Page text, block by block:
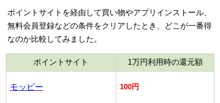
ポイントサイトを経由して買い物やアプリインストール、
無料会員登録などの条件をクリアしたとき、どこが一番得
なのか比較してみました。
ポイントサイト 1万円利用時の還元額
モッピー 100円